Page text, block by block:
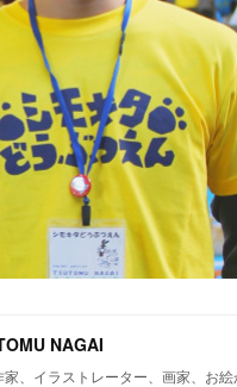
NAGAI
家、イラストレーター、画家、お